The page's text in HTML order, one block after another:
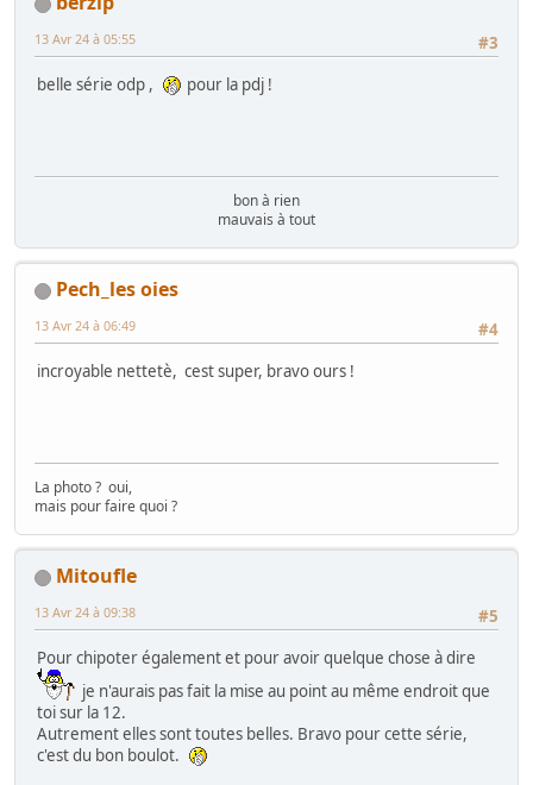
#3
13 Avr 24 à 05:55
belle série odp , pour la pdj !
bon à rien
mauvais à tout
Pech_les oies
#4
13 Avr 24 à 06:49
incroyable nettetè, cest super, bravo ours !
La photo ? oui,
mais pour faire quoi ?
Mitoufle
#5
13 Avr 24 à 09:38
Pour chipoter également et pour avoir quelque chose à dire
je n'aurais pas fait la mise au point au même endroit que
toi sur la 12.
Autrement elles sont toutes belles. Bravo pour cette série,
c'est du bon boulot.